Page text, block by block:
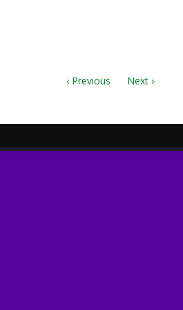
‹ Previous
Next ›